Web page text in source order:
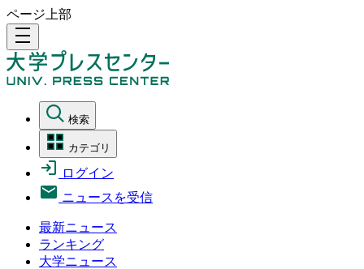
ページ上部
density_medium
検索
カテゴリ
ログイン
ニュースを受信
最新ニュース
ランキング
大学ニュース